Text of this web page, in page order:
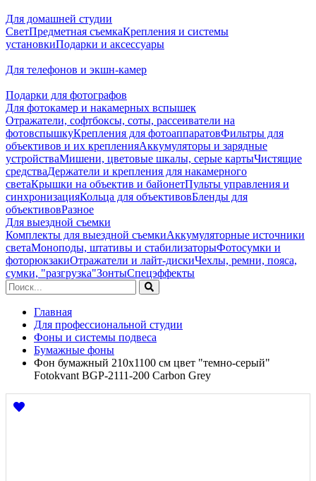
Для домашней студии
СветПредметная съемкаКрепления и системы
установкиПодарки и аксессуары
Для телефонов и экшн-камер
Подарки для фотографов
Для фотокамер и накамерных вспышек
Отражатели, софтбоксы, соты, рассеиватели на
фотовспышкуКрепления для фотоаппаратовФильтры для
объективов и их крепленияАккумуляторы и зарядные
устройстваМишени, цветовые шкалы, серые картыЧистящие
средстваДержатели и крепления для накамерного
светаКрышки на объектив и байонетПульты управления и
синхронизацияКольца для объективовБленды для
объективовРазное
Для выездной съемки
Комплекты для выездной съемкиАккумуляторные источники
светаМоноподы, штативы и стабилизаторыФотосумки и
фоторюкзакиОтражатели и лайт-дискиЧехлы, ремни, пояса,
сумки, "разгрузка"ЗонтыСпецэффекты
Главная
Для профессиональной студии
Фоны и системы подвеса
Бумажные фоны
Фон бумажный 210х1100 см цвет "темно-серый"
Fotokvant BGP-2111-200 Carbon Grey